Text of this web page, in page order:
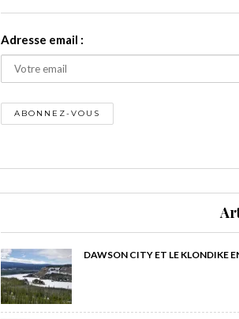
Adresse email :
DAWSON CITY ET LE KLONDIKE